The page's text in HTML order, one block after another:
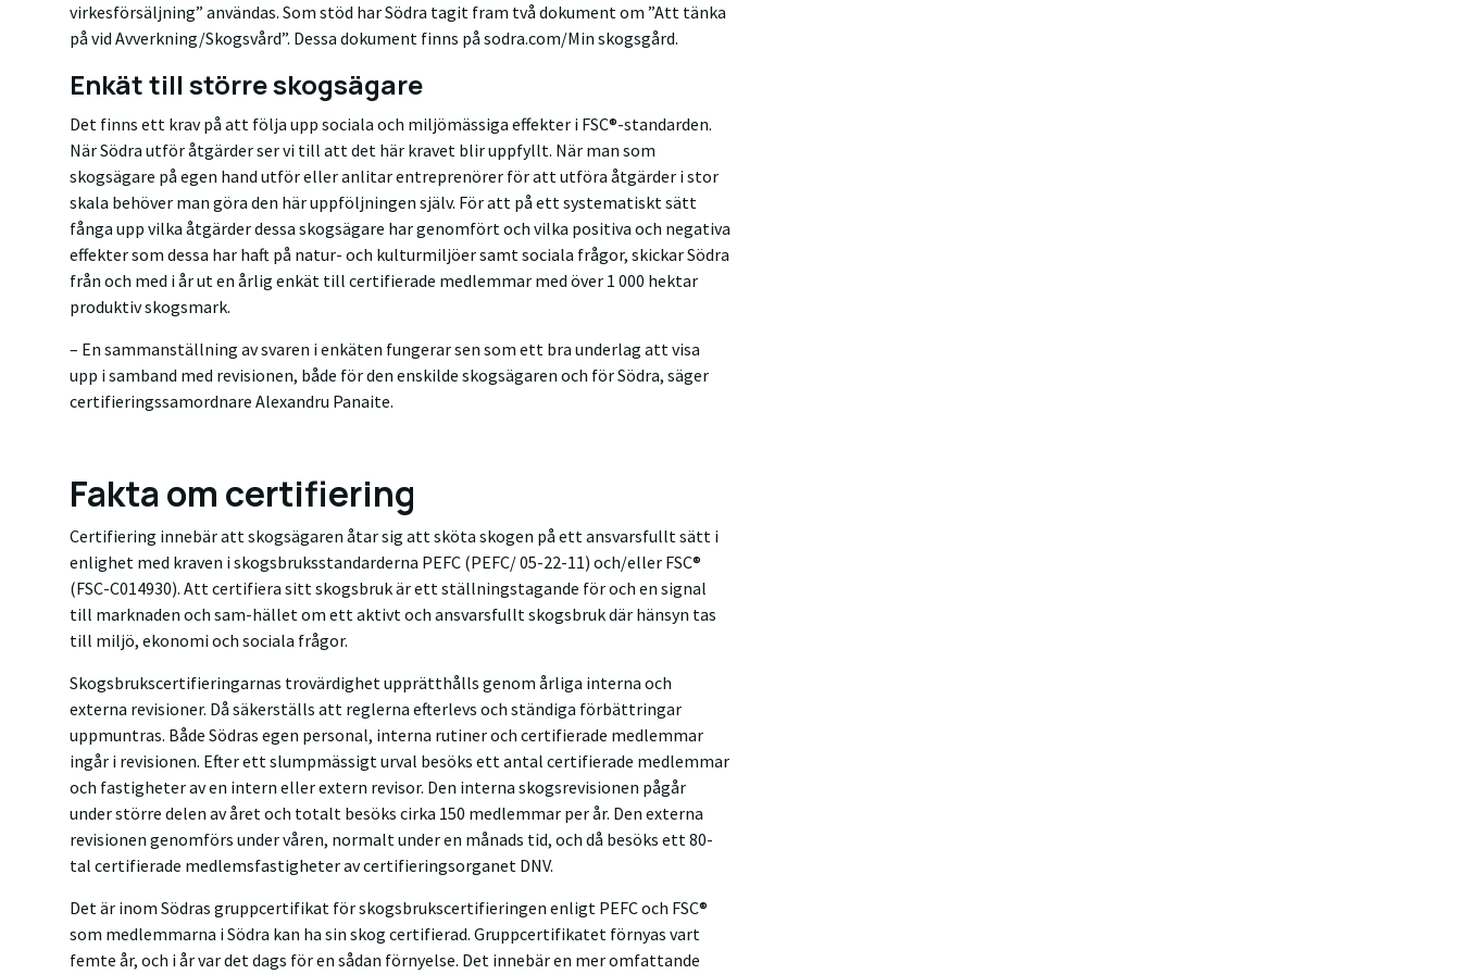
virkesförsäljning” användas. Som stöd har Södra tagit fram två dokument om ”Att tänka
på vid Avverkning/Skogsvård”. Dessa dokument finns på sodra.com/Min skogsgård.
Enkät till större skogsägare
Det finns ett krav på att följa upp sociala och miljömässiga effekter i FSC®-standarden.
När Södra utför åtgärder ser vi till att det här kravet blir uppfyllt. När man som
skogsägare på egen hand utför eller anlitar entreprenörer för att utföra åtgärder i stor
skala behöver man göra den här uppföljningen själv. För att på ett systematiskt sätt
fånga upp vilka åtgärder dessa skogsägare har genomfört och vilka positiva och negativa
effekter som dessa har haft på natur- och kulturmiljöer samt sociala frågor, skickar Södra
från och med i år ut en årlig enkät till certifierade medlemmar med över 1 000 hektar
produktiv skogsmark.
– En sammanställning av svaren i enkäten fungerar sen som ett bra underlag att visa
upp i samband med revisionen, både för den enskilde skogsägaren och för Södra, säger
certifieringssamordnare Alexandru Panaite.
Fakta om certifiering
Certifiering innebär att skogsägaren åtar sig att sköta skogen på ett ansvarsfullt sätt i
enlighet med kraven i skogsbruksstandarderna PEFC (PEFC/ 05-22-11) och/eller FSC®
(FSC-C014930). Att certifiera sitt skogsbruk är ett ställningstagande för och en signal
till marknaden och sam-hället om ett aktivt och ansvarsfullt skogsbruk där hänsyn tas
till miljö, ekonomi och sociala frågor.
Skogsbrukscertifieringarnas trovärdighet upprätthålls genom årliga interna och
externa revisioner. Då säkerställs att reglerna efterlevs och ständiga förbättringar
uppmuntras. Både Södras egen personal, interna rutiner och certifierade medlemmar
ingår i revisionen. Efter ett slumpmässigt urval besöks ett antal certifierade medlemmar
och fastigheter av en intern eller extern revisor. Den interna skogsrevisionen pågår
under större delen av året och totalt besöks cirka 150 medlemmar per år. Den externa
revisionen genomförs under våren, normalt under en månads tid, och då besöks ett 80-
tal certifierade medlemsfastigheter av certifieringsorganet DNV.
Det är inom Södras gruppcertifikat för skogsbrukscertifieringen enligt PEFC och FSC®
som medlemmarna i Södra kan ha sin skog certifierad. Gruppcertifikatet förnyas vart
femte år, och i år var det dags för en sådan förnyelse. Det innebär en mer omfattande